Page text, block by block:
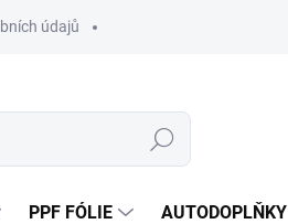
údajů
Hledat
PPF FÓLIE AUTODOPLŇKY